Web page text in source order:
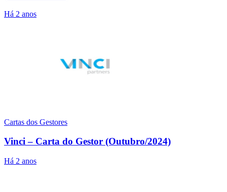
Há 2 anos
Cartas dos Gestores
Vinci – Carta do Gestor (Outubro/2024)
Há 2 anos